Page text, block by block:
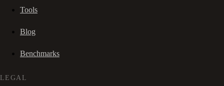
Tools
Blog
Benchmarks
LEGAL